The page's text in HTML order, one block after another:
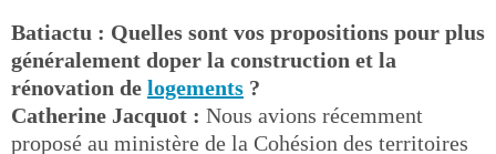
Batiactu : Quelles sont vos propositions pour plus
généralement doper la construction et la
rénovation de logements ?
Catherine Jacquot : Nous avions récemment
proposé au ministère de la Cohésion des territoires